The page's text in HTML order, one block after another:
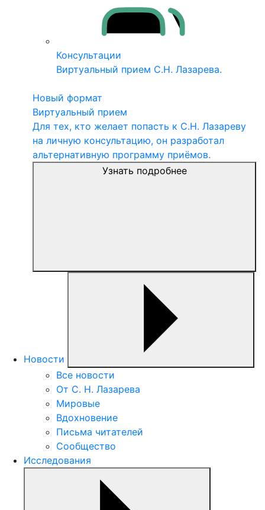
Консультации
Виртуальный прием С.Н. Лазарева.
Новый формат
Виртуальный прием
Для тех, кто желает попасть к С.Н. Лазареву
на личную консультацию, он разработал
альтернативную программу приёмов.
Узнать подробнее
Новости
Все новости
От С. Н. Лазарева
Мировые
Вдохновение
Письма читателей
Сообщество
Исследования